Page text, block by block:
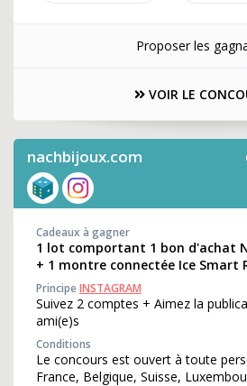
Proposer les
VOIR LE
nachbijoux.com
Cadeaux à gagner
1 lot comportant 1 bon d'achat
+ 1 montre connectée Ice Smart
PrincipeINSTAGRAM
Suivez 2 comptes + Aimez la
ami(e)s
Conditions
Le concours est ouvert à toute
France, Belgique, Suisse,